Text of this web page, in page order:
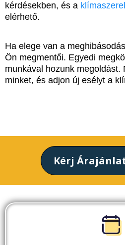
kérdésekben, és a
elérhető.
Ha elege van a
Ön megmentői. Egyedi
munkával hozunk megoldást.
minket, és adjon új esélyt a
Kérj